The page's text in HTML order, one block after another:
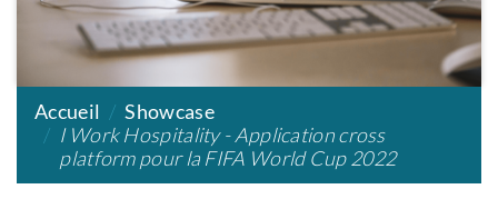
Accueil
Showcase
I Work Hospitality - Application cross
platform pour la FIFA World Cup 2022